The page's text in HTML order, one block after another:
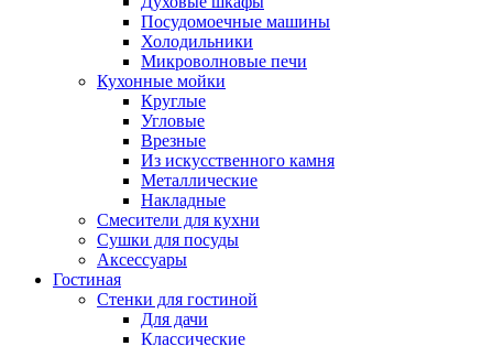
Посудомоечные машины
Холодильники
Микроволновые печи
Кухонные мойки
Круглые
Угловые
Врезные
Из искусственного камня
Металлические
Накладные
Смесители для кухни
Сушки для посуды
Аксессуары
Гостиная
Стенки для гостиной
Для дачи
Классические